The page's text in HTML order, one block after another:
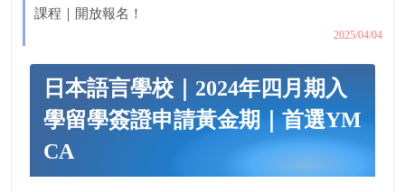
課程｜開放報名！
2025/04/04
日本語言學校｜2024年四月期入
學留學簽證申請黃金期｜首選YM
CA